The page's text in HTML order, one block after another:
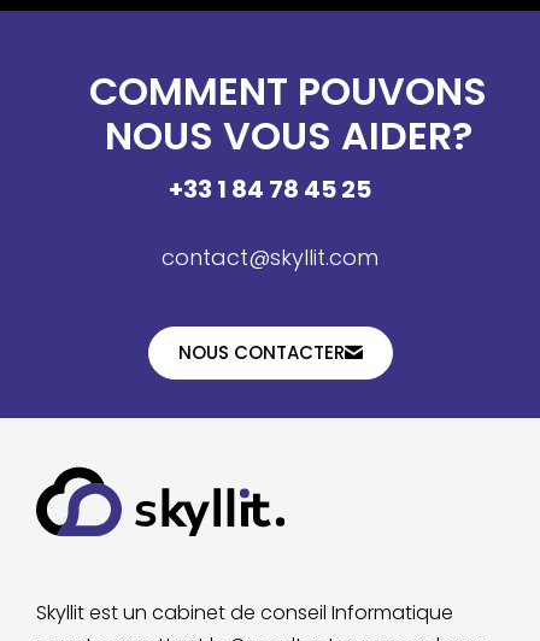
COMMENT POUVONS
NOUS VOUS AIDER?
+33 1 84 78 45 25
contact@skyllit.com
NOUS CONTACTER
Skyllit est un cabinet de conseil Informatique